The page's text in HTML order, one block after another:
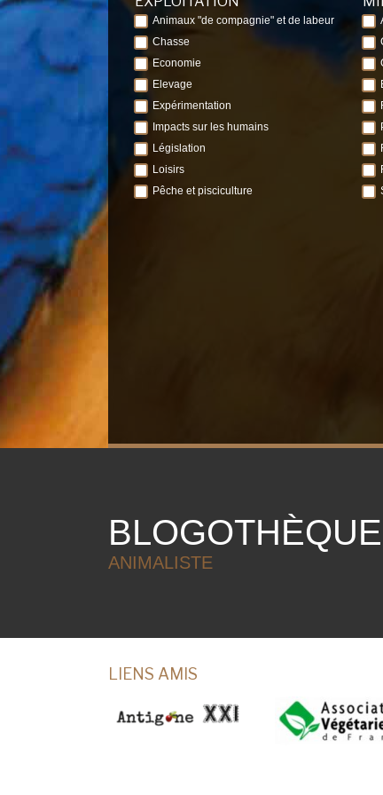
Animaux "de compagnie" et de labeur
Chasse
Economie
Elevage
Expérimentation
Impacts sur les humains
Législation
Loisirs
Pêche et pisciculture
BLOGOTHÈQUE
ANIMALISTE
LIENS AMIS